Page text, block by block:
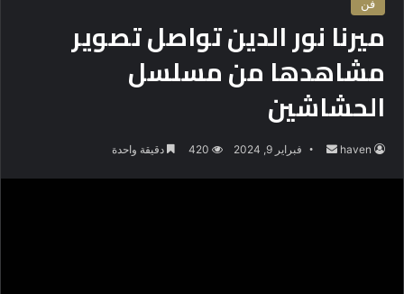
فن
ميرنا نور الدين تواصل تصوير
مشاهدها من مسلسل
الحشاشين
haven فبراير 9, 2024 420 دقيقة واحدة